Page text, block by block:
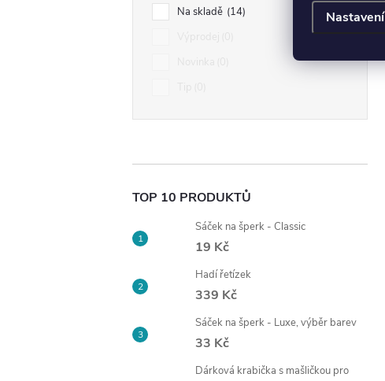
Nastavení
Na skladě 14
TOP 10 PRODUKTŮ
Sáček na šperk - Classic
19 Kč
Hadí řetízek
339 Kč
Sáček na šperk - Luxe, výběr barev
33 Kč
Dárková krabička s mašličkou pro